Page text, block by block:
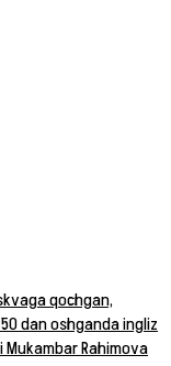
qochgan,
dan oshganda ingliz
Rahimova